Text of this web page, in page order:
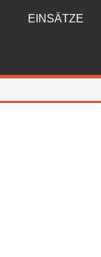
EINSÄTZE